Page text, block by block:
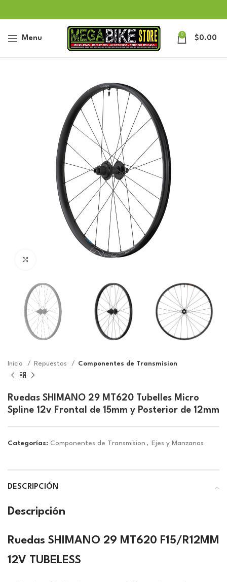
Menu 0 $0.00
Inicio Repuestos Componentes de Transmision
Ruedas SHIMANO 29 MT620 Tubelles Micro
Spline 12v Frontal de 15mm y Posterior de 12mm
Categorías: Componentes de Transmision , Ejes y Manzanas
DESCRIPCIÓN
Descripción
Ruedas SHIMANO 29 MT620 F15/R12MM
12V TUBELESS